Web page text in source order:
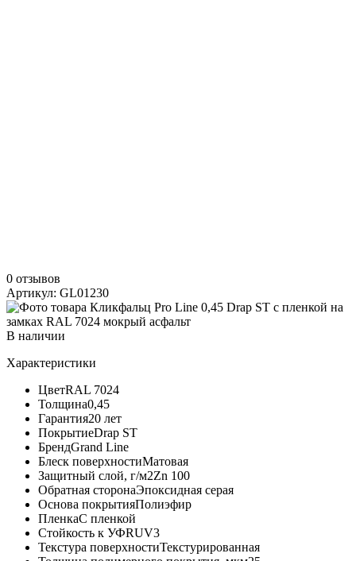
0 отзывов
Артикул: GL01230
В наличии
Характеристики
ЦветRAL 7024
Толщина0,45
Гарантия20 лет
ПокрытиеDrap ST
БрендGrand Line
Блеск поверхностиМатовая
Защитный слой, г/м2Zn 100
Обратная сторонаЭпоксидная серая
Основа покрытияПолиэфир
ПленкаС пленкой
Стойкость к УФRUV3
Текстура поверхностиТекстурированная